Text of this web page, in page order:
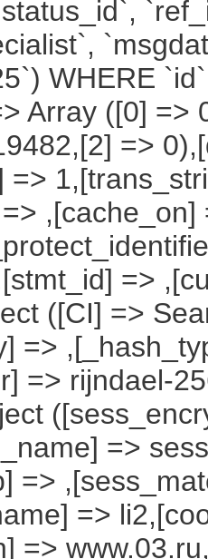
WHERE
Array ([0] =>
=>
=>
=>
([CI] =>
=>
=> rijndael-
=>
=>
=>
=>